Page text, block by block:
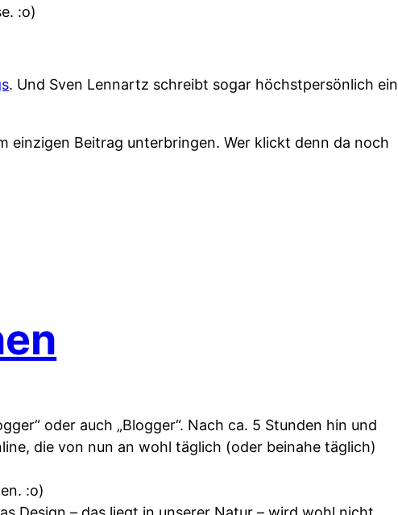
:o)
. Und Sven Lennartz schreibt sogar höchstpersönlich ein
einzigen Beitrag unterbringen. Wer klickt denn da noch
oder auch „Blogger“. Nach ca. 5 Stunden hin und
die von nun an wohl täglich (oder beinahe täglich)
:o)